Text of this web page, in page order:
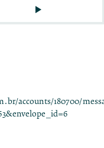
accounts/180700/